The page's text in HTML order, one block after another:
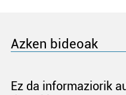
Azken bideoak
Ez da informaziorik